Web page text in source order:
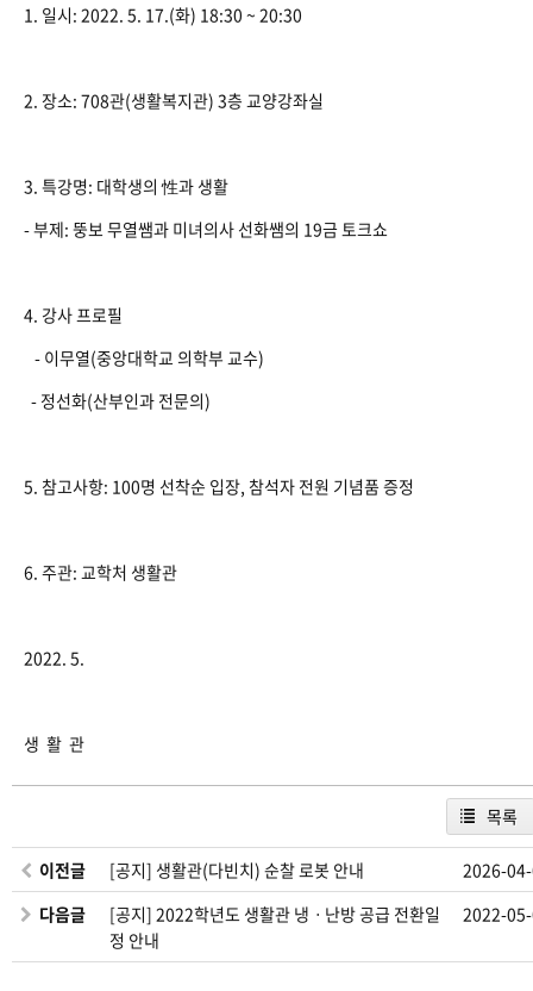
1. 일시: 2022. 5. 17.(화) 18:30 ~ 20:30
2. 장소: 708관(생활복지관) 3층 교양강좌실
3. 특강명: 대학생의 性과 생활
- 부제: 뚱보 무열쌤과 미녀의사 선화쌤의 19금 토크쇼
4. 강사 프로필
- 이무열(중앙대학교 의학부 교수)
- 정선화(산부인과 전문의)
5. 참고사항: 100명 선착순 입장, 참석자 전원 기념품 증정
6. 주관: 교학처 생활관
2022. 5.
생 활 관
목록
이전글 [공지] 생활관(다빈치) 순찰 로봇 안내
2026-
다음글
[공지] 2022학년도 생활관 냉ㆍ난방 공급 전환일
정 안내
2022-